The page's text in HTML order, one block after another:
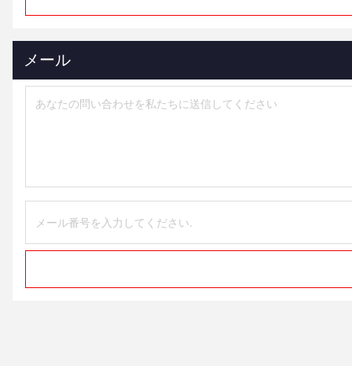
メール